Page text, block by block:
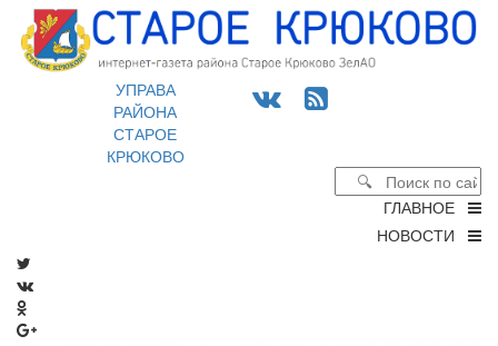
УПРАВА
РАЙОНА
СТАРОЕ
КРЮКОВО
ГЛАВНОЕ
НОВОСТИ